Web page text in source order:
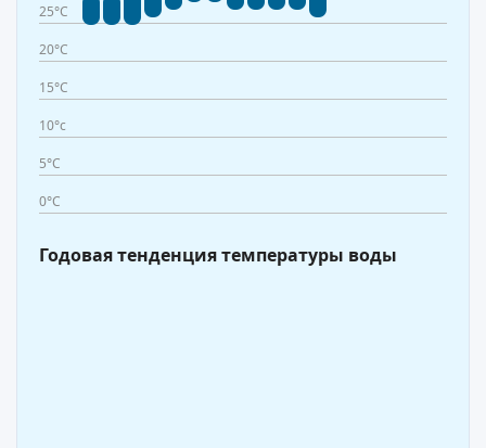
25°C
20°C
15°C
10°c
5°C
0°C
Годовая тенденция температуры воды